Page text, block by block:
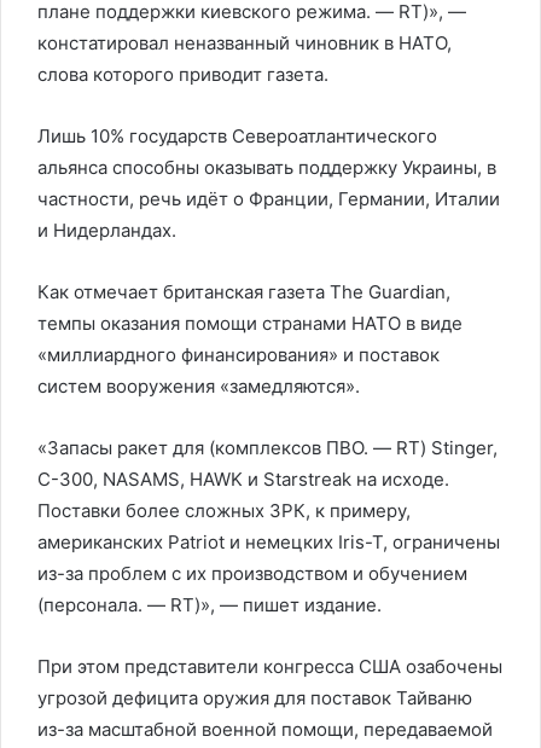
плане поддержки киевского режима. — RT)», —
констатировал неназванный чиновник в НАТО,
слова которого приводит газета.
Лишь 10% государств Североатлантического
альянса способны оказывать поддержку Украины, в
частности, речь идёт о Франции, Германии, Италии
и Нидерландах.
Как отмечает британская газета The Guardian,
темпы оказания помощи странами НАТО в виде
«миллиардного финансирования» и поставок
систем вооружения «замедляются».
«Запасы ракет для (комплексов ПВО. — RT) Stinger,
С-300, NASAMS, HAWK и Starstreak на исходе.
Поставки более сложных ЗРК, к примеру,
американских Patriot и немецких Iris-T, ограничены
из-за проблем с их производством и обучением
(персонала. — RT)», — пишет издание.
При этом представители конгресса США озабочены
угрозой дефицита оружия для поставок Тайваню
из-за масштабной военной помощи, передаваемой